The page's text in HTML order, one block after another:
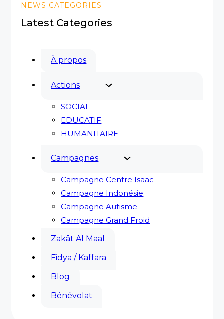
NEWS CATEGORIES
Latest Categories
À propos
Actions
SOCIAL
EDUCATIF
HUMANITAIRE
Campagnes
Campagne Centre Isaac
Campagne Indonésie
Campagne Autisme
Campagne Grand Froid
Zakât Al Maal
Fidya / Kaffara
Blog
Bénévolat